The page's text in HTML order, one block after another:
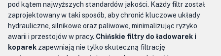
pod kątem najwyższych standardów jakości. Każdy filtr został
zaprojektowany w taki sposób, aby chronić kluczowe układy
hydrauliczne, silnikowe oraz paliwowe, minimalizując ryzyko
awarii i przestojów w pracy. Chińskie filtry do ładowarek i
koparek zapewniają nie tylko skuteczną filtrację